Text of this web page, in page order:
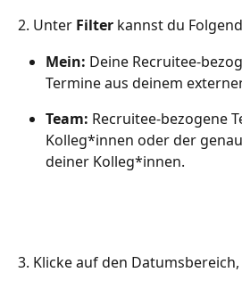
2. Unter Filter kannst du
Mein: Deine Recruitee-
Termine aus deinem
Team: Recruitee-bezogene
Kolleg*innen oder der
deiner Kolleg*innen.
3. Klicke auf den